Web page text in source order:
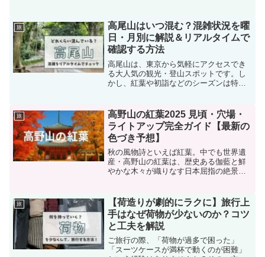
の分観光客も集中しやすく、週末や祝日
の尾瀬ヶ原や鳩...
旅
高尾山はいつ混む？混雑状況を曜
日・月別に解説＆リアルタイムで
確認する方法
高尾山は、東京から気軽にアクセスでき
る大人気の観光・登山スポットです。し
かし、紅葉や初詣などのシーズンは特に
ません。そこで本記事では、曜日や時間
帯ごとの混雑傾向、シーズ...
旅
高野山の紅葉2025 見頃・穴場・
ライトアップ完全ガイド【最新の
色づき予想】
秋の風物詩といえば紅葉。中でも世界遺
産・高野山の紅葉は、歴史ある伽藍と鮮
やかな木々が織りなす日本屈指の絶景で
ポット、そしてライトアップ情報まで徹
底的に紹介します。ま...
旅
【荷造りが劇的にラクに】旅行上
手はなぜ荷物が少ないのか？コツ
と工夫を解説
ご旅行の際、「荷物が過多で困った」
「スーツケースが満杯で動くのが困難」